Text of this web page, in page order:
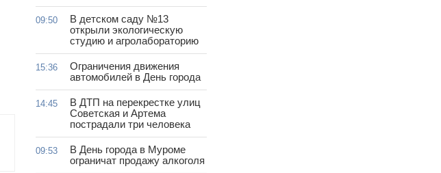
09:50
В детском саду №13
открыли экологическую
студию и агролабораторию
15:36
Ограничения движения
автомобилей в День города
14:45
В ДТП на перекрестке улиц
Советская и Артема
пострадали три человека
09:53
В День города в Муроме
ограничат продажу алкоголя